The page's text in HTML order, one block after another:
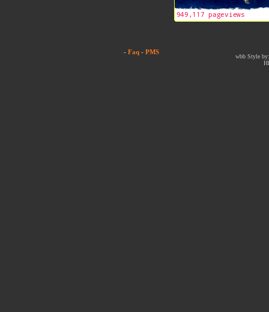
- Faq - PMS
wbb Style